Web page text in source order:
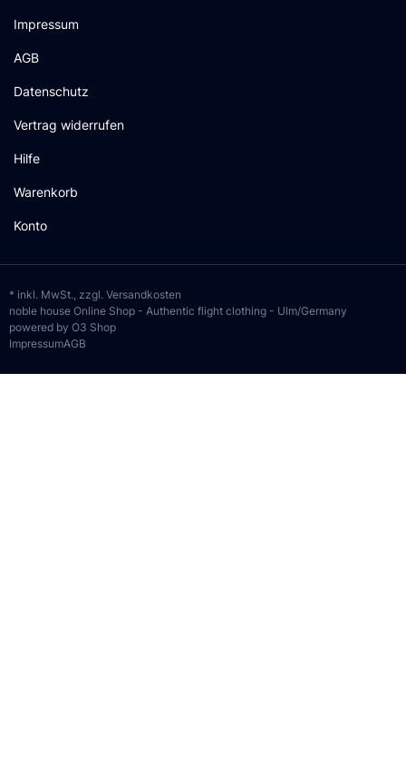
Impressum
AGB
Datenschutz
Vertrag widerrufen
Hilfe
Warenkorb
Konto
* inkl. MwSt., zzgl. Versandkosten
noble house Online Shop - Authentic flight clothing - Ulm/Germany
powered by O3 Shop
ImpressumAGB